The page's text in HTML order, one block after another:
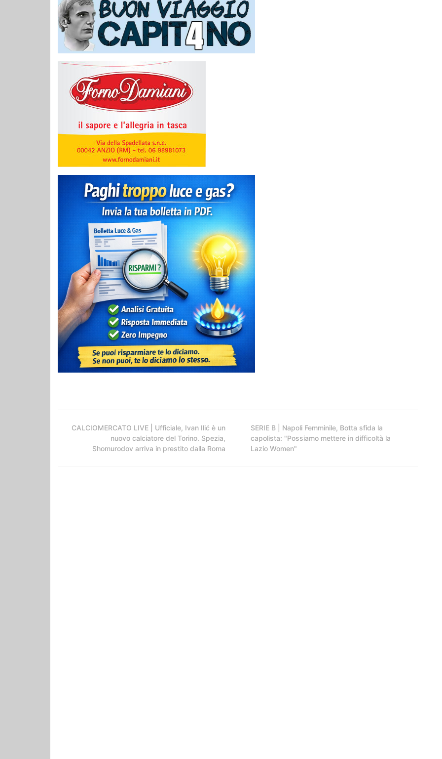
CALCIOMERCATO LIVE | Ufficiale, Ivan Ilić è un
nuovo calciatore del Torino. Spezia,
Shomurodov arriva in prestito dalla Roma
SERIE B | Napoli Femminile, Botta sfida la
capolista: "Possiamo mettere in difficoltà la
Lazio Women"